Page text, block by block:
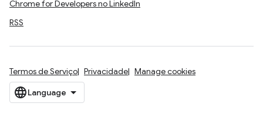
Chrome for Developers no LinkedIn
RSS
Termos de Serviço Privacidade Manage cookies